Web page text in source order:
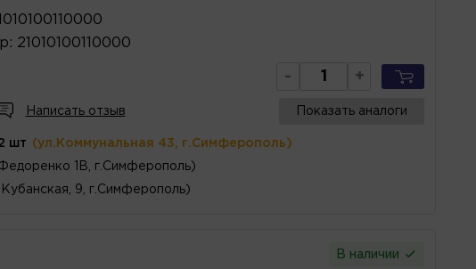
: 21010100110000
- +
Написать отзыв Показать аналоги
шт (ул.Коммунальная 43, г.Симферополь)
1В, г.Симферополь)
Кубанская, 9, г.Симферополь)
В наличии